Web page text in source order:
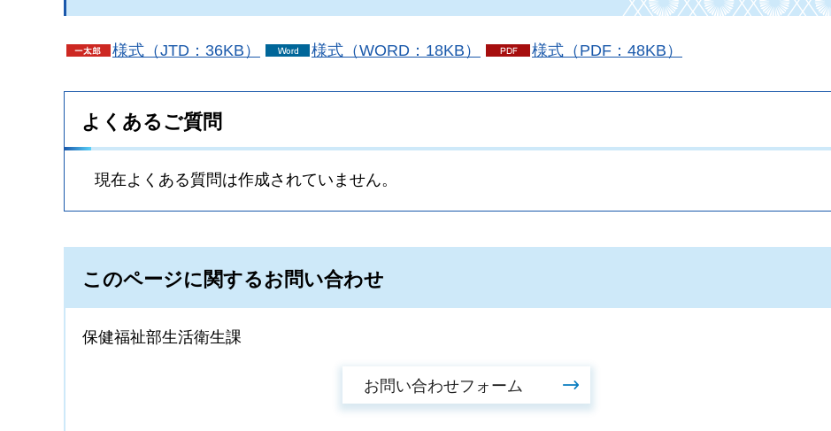
様式（JTD：36KB） 様式（WORD：18KB） 様式（PDF：48KB）
よくあるご質問
現在よくある質問は作成されていません。
このページに関するお問い合わせ
保健福祉部生活衛生課